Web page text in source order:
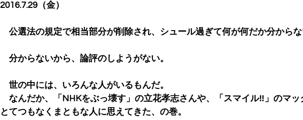
2016.7.29（金）
公選法の規定で相当部分が削除され、シュール過ぎて何が何だか分から
分からないから、論評のしようがない。
世の中には、いろんな人がいるもんだ。
なんだか、「NHKをぶっ壊す」の立花孝志さんや、「スマイル‼️」のマッ
とてつもなくまともな人に思えてきた、の巻。